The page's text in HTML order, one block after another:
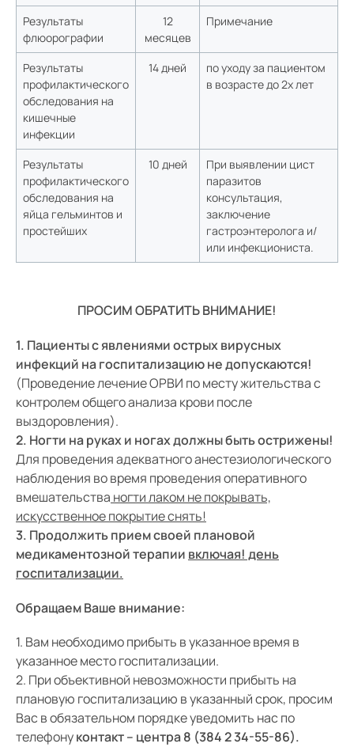
Результаты
флюорографии
12
месяцев
Примечание
Результаты
профилактического
обследования на
кишечные
инфекции
14 дней
по уходу за пациентом
в возрасте до 2х лет
Результаты
профилактического
обследования на
яйца гельминтов и
простейших
10 дней
При выявлении цист
паразитов
консультация,
заключение
гастроэнтеролога и/
или инфекциониста.
ПРОСИМ ОБРАТИТЬ ВНИМАНИЕ!
1. Пациенты с явлениями острых вирусных
инфекций на госпитализацию не допускаются!
(Проведение лечение ОРВИ по месту жительства с
контролем общего анализа крови после
выздоровления).
2. Ногти на руках и ногах должны быть острижены!
Для проведения адекватного анестезиологического
наблюдения во время проведения оперативного
вмешательства ногти лаком не покрывать,
искусственное покрытие снять!
3. Продолжить прием своей плановой
медикаментозной терапии включая! день
госпитализации.
Обращаем Ваше внимание:
1. Вам необходимо прибыть в указанное время в
указанное место госпитализации.
2. При объективной невозможности прибыть на
плановую госпитализацию в указанный срок, просим
Вас в обязательном порядке уведомить нас по
телефонуконтакт – центра 8 (384 2 34-55-86).